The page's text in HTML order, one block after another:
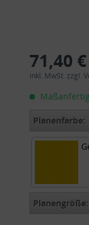
71,40
inkl. MwSt. zzgl.
Planenfarbe:
Gelb RAL
Planengröße: